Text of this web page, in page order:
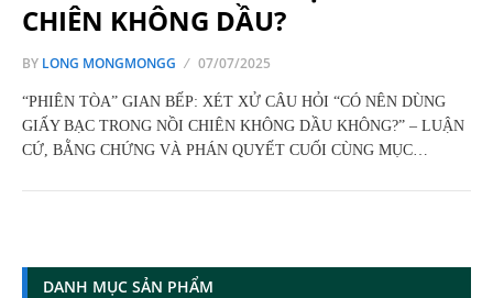
CHIÊN KHÔNG DẦU?
BY LONG MONGMONGG 07/07/2025
“PHIÊN TÒA” GIAN BẾP: XÉT XỬ CÂU HỎI “CÓ NÊN DÙNG
GIẤY BẠC TRONG NỒI CHIÊN KHÔNG DẦU KHÔNG?” – LUẬN
CỨ, BẰNG CHỨNG VÀ PHÁN QUYẾT CUỐI CÙNG MỤC…
DANH MỤC SẢN PHẨM